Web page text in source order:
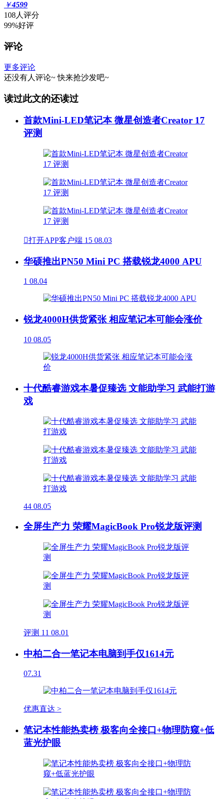
￥4599
108人评分
99%好评
评论
更多评论
还没有人评论~ 快来抢沙发吧~
读过此文的还读过
首款Mini-LED笔记本 微星创造者Creator 17
评测
打开APP客户端 15 08.03
华硕推出PN50 Mini PC 搭载锐龙4000 APU
1 08.04
锐龙4000H供货紧张 相应笔记本可能会涨价
10 08.05
十代酷睿游戏本暑促臻选 文能助学习 武能打游
戏
44 08.05
全屏生产力 荣耀MagicBook Pro锐龙版评测
评测 11 08.01
中柏二合一笔记本电脑到手仅1614元
07.31
优惠直达 >
笔记本性能热卖榜 极客向全接口+物理防窥+低
蓝光护眼